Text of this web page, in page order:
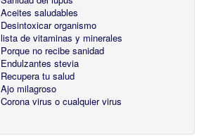
Aceites saludables
Desintoxicar organismo
lista de vitaminas y minerales
Porque no recibe sanidad
Endulzantes stevia
Recupera tu salud
Ajo milagroso
Corona virus o cualquier virus